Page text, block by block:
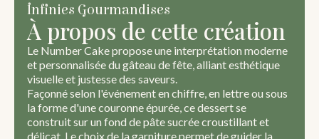
Infinies Gourmandises
À propos de cette création
Le Number Cake propose une interprétation moderne
et personnalisée du gâteau de fête, alliant esthétique
visuelle et justesse des saveurs.
Façonné selon l'événement en chiffre, en lettre ou sous
la forme d'une couronne épurée, ce dessert se
construit sur un fond de pâte sucrée croustillant et
délicat. Le choix de la garniture permet de guider la